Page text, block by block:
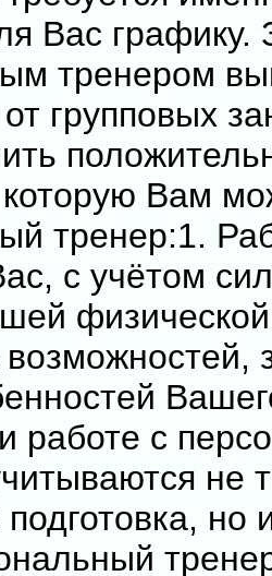
Вас графику.
тренером
групповых
которую Вам
тренер:1.
с учётом
работе с
не